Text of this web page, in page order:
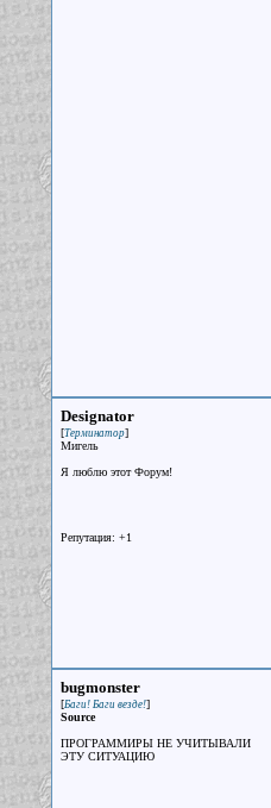
Designator
[Терминатор]
Мигель
Я люблю этот Форум!
Репутация: +1
bugmonster
[Баги! Баги везде!]
Source
ПРОГРАММИРЫ НЕ УЧИТЫВАЛИ
ЭТУ СИТУАЦИЮ